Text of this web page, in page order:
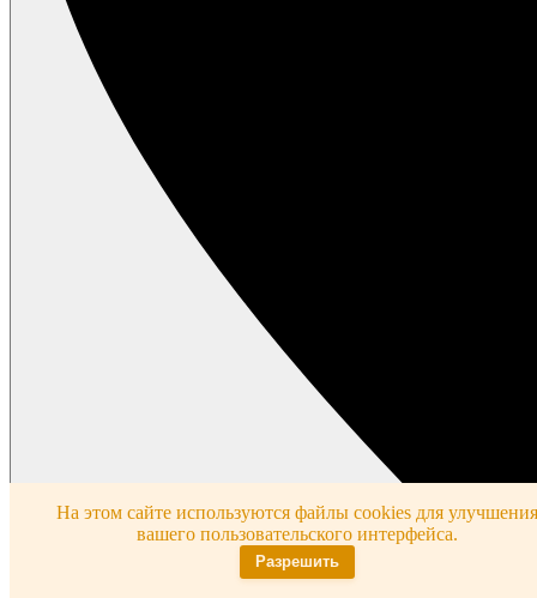
На этом сайте используются файлы cookies для улучшения
вашего пользовательского интерфейса.
Разрешить